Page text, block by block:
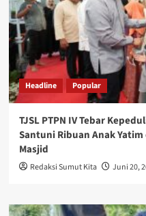
Headline Popular
TJSL PTPN IV Tebar
Santuni Ribuan Anak
Masjid
Redaksi Sumut Kita Juni 20,